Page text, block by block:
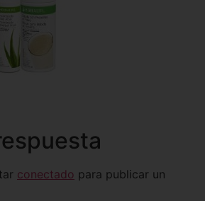
conectado para publicar un